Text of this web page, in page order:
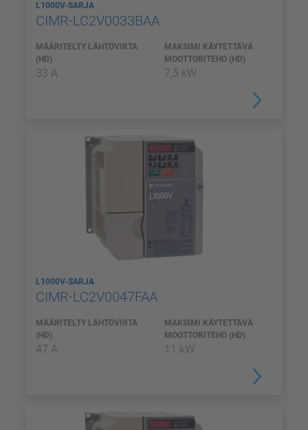
L1000V-SARJA
CIMR-LC2V0033BAA
MÄÄRITELTY LÄHTÖVIRTA
(HD)
33 A
MAKSIMI KÄYTETTÄVÄ
MOOTTORITEHO (HD)
7,5 kW
L1000V-SARJA
CIMR-LC2V0047FAA
MÄÄRITELTY LÄHTÖVIRTA
(HD)
47 A
MAKSIMI KÄYTETTÄVÄ
MOOTTORITEHO (HD)
11 kW